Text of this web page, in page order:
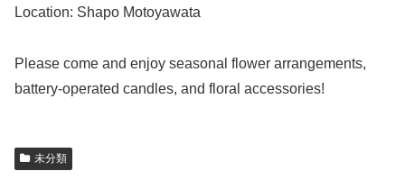
Location: Shapo Motoyawata
Please come and enjoy seasonal flower arrangements,
battery-operated candles, and floral accessories!
未分類